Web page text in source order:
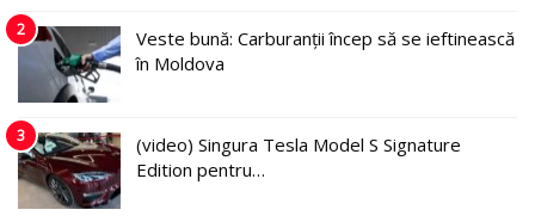
2
Veste bună: Carburanții încep să se ieftinească
în Moldova
3
(video) Singura Tesla Model S Signature
Edition pentru…